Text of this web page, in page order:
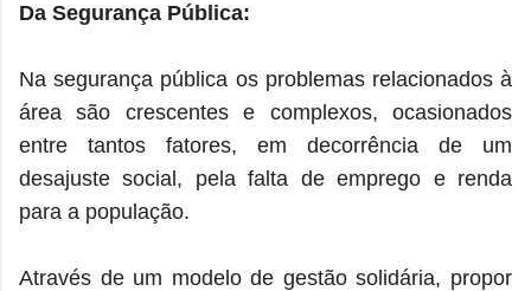
Da Segurança Pública:
Na segurança pública os problemas relacionados à
área são crescentes e complexos, ocasionados
entre tantos fatores, em decorrência de um
desajuste social, pela falta de emprego e renda
para a população.
Através de um modelo de gestão solidária, propor